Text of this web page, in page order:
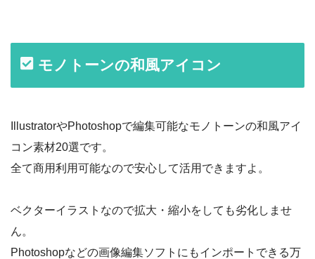
モノトーンの和風アイコン
IllustratorやPhotoshopで編集可能なモノトーンの和風アイ
コン素材20選です。
全て商用利用可能なので安心して活用できますよ。
ベクターイラストなので拡大・縮小をしても劣化しませ
ん。
Photoshopなどの画像編集ソフトにもインポートできる万